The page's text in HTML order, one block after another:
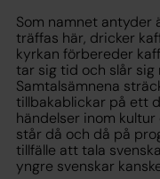
Som namnet antyder
träffas här, dricker
kyrkan förbereder
tar sig tid och slår sig
Samtalsämnena
tillbakablickar på ett
händelser inom
står då och då på
tillfälle att tala
yngre svenskar